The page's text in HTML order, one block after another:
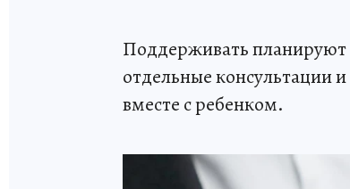
Поддерживать планируют
отдельные консультации
вместе с ребенком.